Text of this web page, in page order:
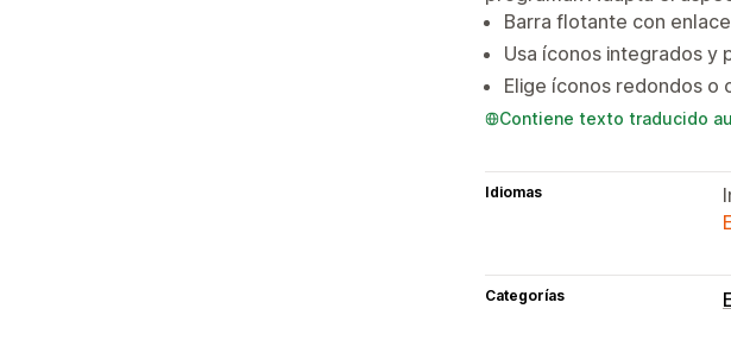
Barra flotante con
Usa íconos integrados y
Elige íconos redondos o
Contiene texto traducido
Idiomas
Categorías